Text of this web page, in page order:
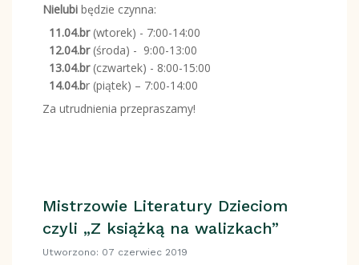
Nielubibędzie czynna:
11.04.br(wtorek) - 7:00-14:00
12.04.br(środa) - 9:00-13:00
13.04.br(czwartek) - 8:00-15:00
14.04.br (piątek) – 7:00-14:00
Za utrudnienia przepraszamy!
Mistrzowie Literatury Dzieciom
czyli „Z książką na walizkach”
Utworzono: 07 czerwiec 2019